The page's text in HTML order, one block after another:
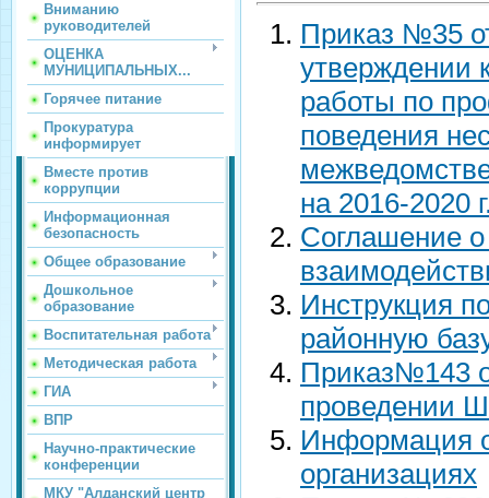
Вниманию
руководителей
ОЦЕНКА
МУНИЦИПАЛЬНЫХ...
Горячее питание
Прокуратура
информирует
Вместе против
коррупции
Информационная
безопасность
Общее образование
Дошкольное
образование
Воспитательная работа
Методическая работа
ГИА
ВПР
Научно-практические
конференции
МКУ "Алданский центр
Приказ №35
утверждении
работы по
поведения
на 2016-2020
Соглашение
Инструкция
районную
Приказ№143
проведении
Информация
организациях